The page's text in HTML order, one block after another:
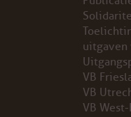
PROBLEMY Z
KUNST-
VERKIEZINGEN
BASTION BASTARDS
uitgaven
VB
VB
VB